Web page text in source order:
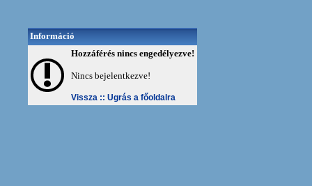
Információ
Hozzáférés nincs engedélyezve!
Nincs bejelentkezve!
Vissza :: Ugrás a főoldalra